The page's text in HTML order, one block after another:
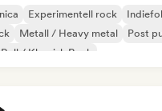
Experimentell rock
Metall / Heavy metal
Post
/ Klassisk Rock